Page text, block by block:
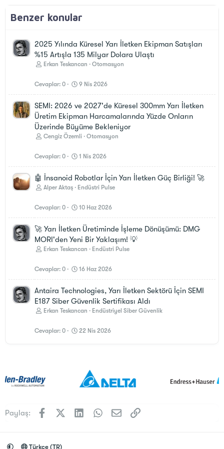
Benzer konular
2025 Yılında Küresel Yarı İletken Ekipman Satışları
%15 Artışla 135 Milyar Dolara Ulaştı
Erkan Teskancan Otomasyon
Cevaplar 0 9 Nis 2026
SEMI: 2026 ve 2027'de Küresel 300mm Yarı İletken
Üretim Ekipman Harcamalarında Yüzde Onların
Üzerinde Büyüme Bekleniyor
Cengiz Özemli Otomasyon
Cevaplar 0 1 Nis 2026
🤖 İnsanoid Robotlar İçin Yarı İletken Güç Birliği! 🚀
Alper Aktaş Endüstri Pulse
Cevaplar 0 10 Haz 2026
🚀 Yarı İletken Üretiminde İşleme Dönüşümü: DMG
MORI'den Yeni Bir Yaklaşım! 💡
Erkan Teskancan Endüstri Pulse
Cevaplar 0 16 Haz 2026
Antaira Technologies, Yarı İletken Sektörü İçin SEMI
E187 Siber Güvenlik Sertifikası Aldı
Erkan Teskancan Endüstriyel Siber Güvenlik
Cevaplar 0 22 Nis 2026
Paylaş: FacebookX (Twitter)LinkedInWhatsApp
E-postaLink
Türkçe (TR)